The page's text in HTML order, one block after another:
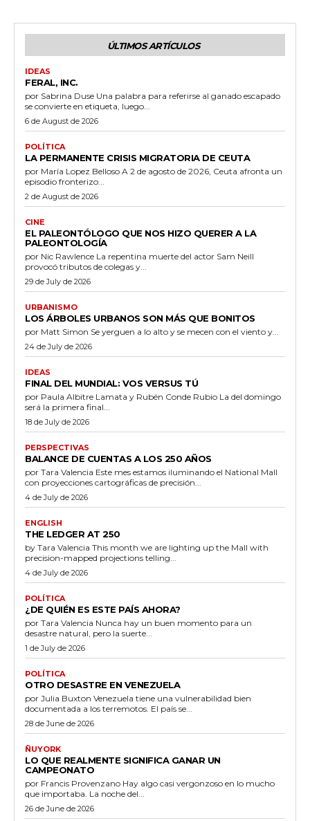
ÚLTIMOS ARTÍCULOS
IDEAS
FERAL, INC.
por Sabrina Duse Una palabra para referirse al ganado escapado
se convierte en etiqueta, luego...
6 de August de 2026
POLÍTICA
LA PERMANENTE CRISIS MIGRATORIA DE CEUTA
por María Lopez Belloso A 2 de agosto de 2026, Ceuta afronta un
episodio fronterizo...
2 de August de 2026
CINE
EL PALEONTÓLOGO QUE NOS HIZO QUERER A LA
PALEONTOLOGÍA
por Nic Rawlence La repentina muerte del actor Sam Neill
provocó tributos de colegas y...
29 de July de 2026
URBANISMO
LOS ÁRBOLES URBANOS SON MÁS QUE BONITOS
por Matt Simon Se yerguen a lo alto y se mecen con el viento y...
24 de July de 2026
IDEAS
FINAL DEL MUNDIAL: VOS VERSUS TÚ
por Paula Albitre Lamata y Rubén Conde Rubio La del domingo
será la primera final...
18 de July de 2026
PERSPECTIVAS
BALANCE DE CUENTAS A LOS 250 AÑOS
por Tara Valencia Este mes estamos iluminando el National Mall
con proyecciones cartográficas de precisión...
4 de July de 2026
ENGLISH
THE LEDGER AT 250
by Tara Valencia This month we are lighting up the Mall with
precision-mapped projections telling...
4 de July de 2026
POLÍTICA
¿DE QUIÉN ES ESTE PAÍS AHORA?
por Tara Valencia Nunca hay un buen momento para un
desastre natural, pero la suerte...
1 de July de 2026
POLÍTICA
OTRO DESASTRE EN VENEZUELA
por Julia Buxton Venezuela tiene una vulnerabilidad bien
documentada a los terremotos. El país se...
28 de June de 2026
ÑUYORK
LO QUE REALMENTE SIGNIFICA GANAR UN
CAMPEONATO
por Francis Provenzano Hay algo casi vergonzoso en lo mucho
que importaba. La noche del...
26 de June de 2026